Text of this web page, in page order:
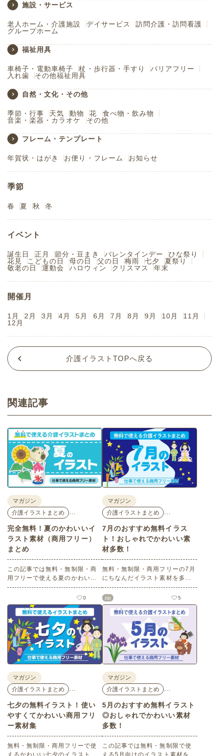
施設・サービス
老人ホーム・介護施設 デイサービス
訪問介護・訪問看護
グループホーム
福祉用具
車椅子・電動車椅子 杖・歩行器・手すり
バリアフリー
入れ歯
その他福祉用具
自然・文化・その他
季節・行事 天気 動物 花
食べ物・飲み物
音楽・楽器・カラオケ
その他
フレーム・テンプレート
年賀状・はがき お便り・フレーム お知らせ
季節
春 夏 秋 冬
イベント
誕生日 正月 節分・豆まき バレンタインデー
ひな祭り
花見
こどもの日 母の日 父の日 梅雨 七夕
夏祭り
敬老の日
運動会 ハロウィン クリスマス 年末
開催月
1月 2月 3月 4月 5月 6月 7月 8月 9月 10月
11月
12月
介護イラストTOPへ戻る
関連記事
マガジン
介護イラストまとめ
完全無料！夏のかわいいイ
ラスト素材（商用フリー）
まとめ
この記事では無料・無制限・商
用フリーで使える夏のかわいい
イラスト素材を多数ご紹介いた
します。夏の花であるひまわり
や朝顔、夏祭り、花火、七夕な
ど夏ならではのかわいいイラス
トをご用意！ポスターやパンフ
レットなどで使いやすいテイス
トなので、ぜひご活用くださ
い。
0
マガジン
介護イラストまとめ
7月のおすすめ無料イラス
ト！おしゃれでかわいい素
材多数！
無料・無制限・商用フリーの7月
にちなんだイラスト素材を多数
ご紹介します。どれも印刷に適
した解像度で、点数制限なしで
自由に使える素材ばかり♪どなた
でもご利用いただけます！ぜひ
ご活用ください。
zip 5
マガジン
介護イラストまとめ
七夕の無料イラスト！使い
やすくてかわいい商用フリ
ー素材集
無料・無制限・商用フリーで使
えるかわいい七夕のイラスト素
マガジン
介護イラストまとめ
5月のおすすめ無料イラスト
◎おしゃれでかわいい素材
多数！
この記事では無料・無制限で使
える5月向けのイラスト素材を多